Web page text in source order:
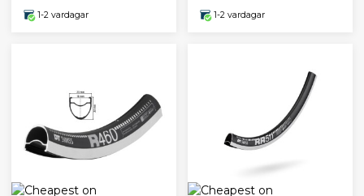
1-2 vardagar 1-2 vardagar